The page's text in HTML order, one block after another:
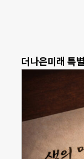
더나은미래 특